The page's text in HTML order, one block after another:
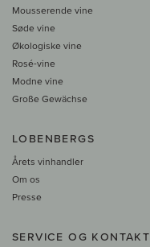
Mousserende vine
Søde vine
Økologiske vine
Rosé-vine
Modne vine
Große Gewächse
LOBENBERGS
Årets vinhandler
Om os
Presse
SERVICE OG KONTAKT